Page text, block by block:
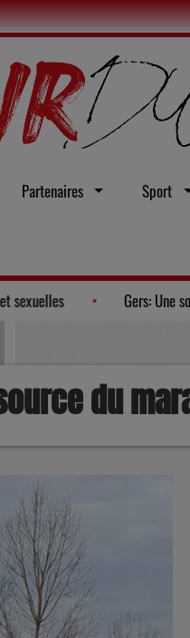
Partenaires Sport
contre les violences sexistes
du